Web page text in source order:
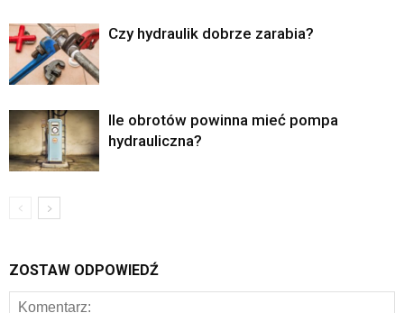
Czy hydraulik dobrze zarabia?
Ile obrotów powinna mieć pompa
hydrauliczna?
ZOSTAW ODPOWIEDŹ